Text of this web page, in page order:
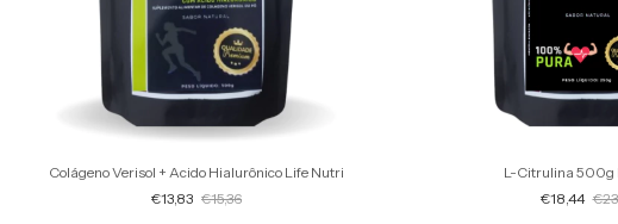
Colágeno Verisol + Acido Hialurônico Life Nutri
€13,83 €15,36
L-Citrulina 500g
€18,44